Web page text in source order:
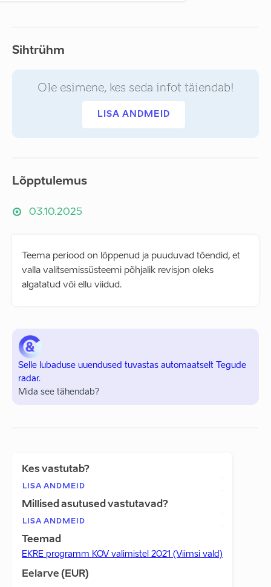
Sihtrühm
Ole esimene, kes seda infot täiendab!
LISA ANDMEID
Lõpptulemus
03.10.2025
Teema periood on lõppenud ja puuduvad tõendid, et
valla valitsemissüsteemi põhjalik revisjon oleks
algatatud või ellu viidud.
Selle lubaduse uuendused tuvastas automaatselt Tegude
radar.
Mida see tähendab?
Kes vastutab?
LISA ANDMEID
Millised asutused vastutavad?
LISA ANDMEID
Teemad
EKRE programm KOV valimistel 2021 (Viimsi vald)
Eelarve (EUR)